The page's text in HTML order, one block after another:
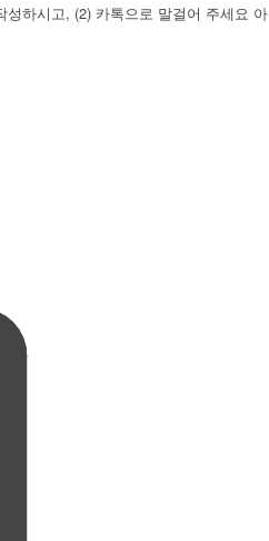
하시고, (2) 카톡으로 말걸어 주세요 아